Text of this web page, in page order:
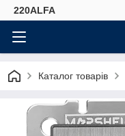
220ALFA
Каталог товарів